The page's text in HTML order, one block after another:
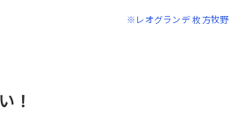
※レオグランデ 枚方牧野
！